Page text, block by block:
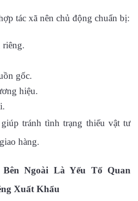
tác xã nên chủ động chuẩn bị:
riêng.
gốc.
hiệu.
tránh tình trạng thiếu vật tư
hàng.
Ngoài Là Yếu Tố Quan
Xuất Khẩu